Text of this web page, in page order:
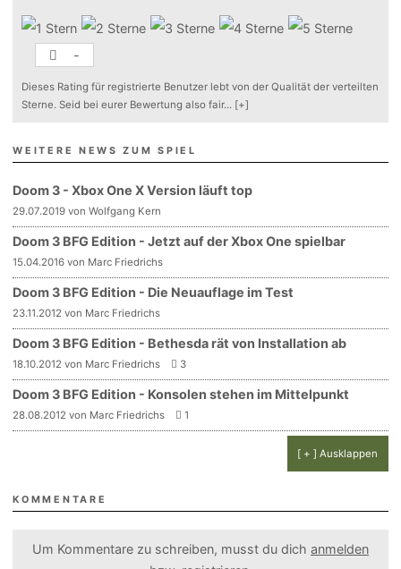
-
Dieses Rating für registrierte Benutzer lebt von der Qualität der verteilten
Sterne. Seid bei eurer Bewertung also fair... [+]
WEITERE NEWS ZUM SPIEL
Doom 3 - Xbox One X Version läuft top
29.07.2019 von Wolfgang Kern
Doom 3 BFG Edition - Jetzt auf der Xbox One spielbar
15.04.2016 von Marc Friedrichs
Doom 3 BFG Edition - Die Neuauflage im Test
23.11.2012 von Marc Friedrichs
Doom 3 BFG Edition - Bethesda rät von Installation ab
18.10.2012 von Marc Friedrichs 3
Doom 3 BFG Edition - Konsolen stehen im Mittelpunkt
28.08.2012 von Marc Friedrichs 1
[ + ] Ausklappen
KOMMENTARE
Um Kommentare zu schreiben, musst du dich anmelden